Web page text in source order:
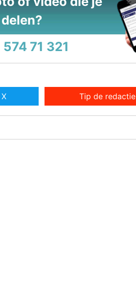
71 321
Tip de redactie